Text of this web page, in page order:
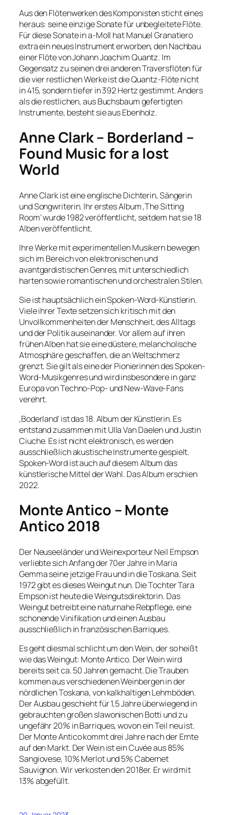
Aus den Flötenwerken des Komponisten sticht eines
heraus: seine einzige Sonate für unbegleitete Flöte.
Für diese Sonate in a-Moll hat Manuel Granatiero
extra ein neues Instrument erworben, den Nachbau
einer Flöte von Johann Joachim Quantz. Im
Gegensatz zu seinen drei anderen Traversflöten für
die vier restlichen Werke ist die Quantz-Flöte nicht
in 415, sondern tiefer in 392 Hertz gestimmt. Anders
als die restlichen, aus Buchsbaum gefertigten
Instrumente, besteht sie aus Ebenholz.
Anne Clark – Borderland –
Found Music for a lost
World
Anne Clark ist eine englische Dichterin, Sängerin
und Songwriterin. Ihr erstes Album ‚The Sitting
Room‘ wurde 1982 veröffentlicht, seitdem hat sie 18
Alben veröffentlicht.
Ihre Werke mit experimentellen Musikern bewegen
sich im Bereich von elektronischen und
avantgardistischen Genres, mit unterschiedlich
harten sowie romantischen und orchestralen Stilen.
Sie ist hauptsächlich ein Spoken-Word-Künstlerin.
Viele ihrer Texte setzen sich kritisch mit den
Unvollkommenheiten der Menschheit, des Alltags
und der Politik auseinander. Vor allem auf ihren
frühen Alben hat sie eine düstere, melancholische
Atmosphäre geschaffen, die an Weltschmerz
grenzt. Sie gilt als eine der Pionierinnen des Spoken-
Word-Musikgenres und wird insbesondere in ganz
Europa von Techno-Pop- und New-Wave-Fans
verehrt.
‚Boderland‘ ist das 18. Album der Künstlerin. Es
entstand zusammen mit Ulla Van Daelen und Justin
Ciuche. Es ist nicht elektronisch, es werden
ausschließlich akustische Instrumente gespielt.
Spoken-Word ist auch auf diesem Album das
künstlerische Mittel der Wahl. Das Album erschien
2022.
Monte Antico – Monte
Antico 2018
Der Neuseeländer und Weinexporteur Neil Empson
verliebte sich Anfang der 70er Jahre in Maria
Gemma seine jetzige Frau und in die Toskana. Seit
1972 gibt es dieses Weingut nun. Die Tochter Tara
Empson ist heute die Weingutsdirektorin. Das
Weingut betreibt eine naturnahe Rebpflege, eine
schonende Vinifikation und einen Ausbau
ausschließlich in französischen Barriques.
Es geht diesmal schlicht um den Wein, der so heißt
wie das Weingut: Monte Antico. Der Wein wird
bereits seit ca. 50 Jahren gemacht. Die Trauben
kommen aus verschiedenen Weinbergen in der
nördlichen Toskana, von kalkhaltigen Lehmböden.
Der Ausbau geschieht für 1,5 Jahre überwiegend in
gebrauchten großen slawonischen Botti und zu
ungefähr 20% in Barriques, wovon ein Teil neu ist.
Der Monte Antico kommt drei Jahre nach der Ernte
auf den Markt. Der Wein ist ein Cuvée aus 85%
Sangiovese, 10% Merlot und 5% Cabernet
Sauvignon. Wir verkosten den 2018er. Er wird mit
13% abgefüllt.